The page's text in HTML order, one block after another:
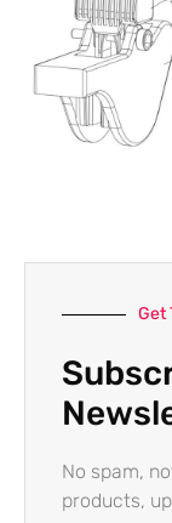
Get
No spam,
products,